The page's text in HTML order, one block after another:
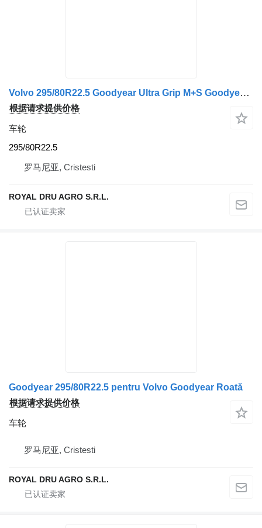
Volvo 295/80R22.5 Goodyear Ultra Grip M+S Goodyear Roată
根据请求提供价格
车轮
295/80R22.5
罗马尼亚, Cristesti
ROYAL DRU AGRO S.R.L.
Goodyear 295/80R22.5 pentru Volvo Goodyear Roată
根据请求提供价格
车轮
罗马尼亚, Cristesti
ROYAL DRU AGRO S.R.L.